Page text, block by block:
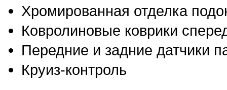
Хромированная отделка
Ковролиновые коврики
Передние и задние датчики
Круиз-контроль